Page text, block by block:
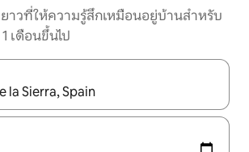
วที่ให้ความรู้สึกเหมือนอยู่บ้านสำหรับ
เดือนขึ้นไป
ใช้การสัมผัสหรือปัด เพื่อสำรวจผลการค้นหา